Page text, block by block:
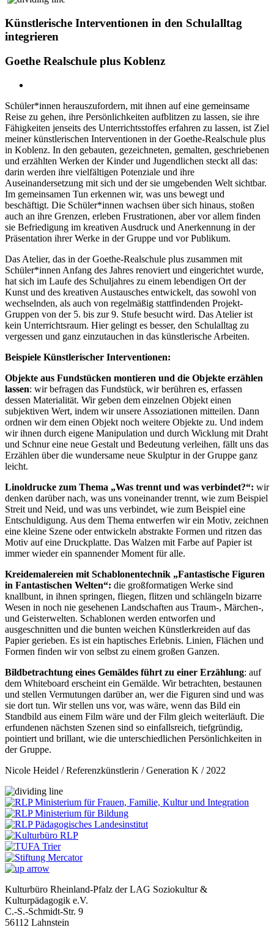
Künstlerische Interventionen in den Schulalltag
integrieren
Goethe Realschule plus Koblenz
Schüler*innen herauszufordern, mit ihnen auf eine gemeinsame
Reise zu gehen, ihre Persönlichkeiten aufblitzen zu lassen, sie ihre
Fähigkeiten jenseits des Unterrichtsstoffes erfahren zu lassen, ist Ziel
meiner künstlerischen Interventionen in der Goethe-Realschule plus
in Koblenz. In den gebauten, gezeichneten, gemalten, geschriebenen
und erzählten Werken der Kinder und Jugendlichen steckt all das:
darin werden ihre vielfältigen Potenziale und ihre
Auseinandersetzung mit sich und der sie umgebenden Welt sichtbar.
Im gemeinsamen Tun erkennen wir, was uns bewegt und
beschäftigt. Die Schüler*innen wachsen über sich hinaus, stoßen
auch an ihre Grenzen, erleben Frustrationen, aber vor allem finden
sie Befriedigung im kreativen Ausdruck und Anerkennung in der
Präsentation ihrer Werke in der Gruppe und vor Publikum.
Das Atelier, das in der Goethe-Realschule plus zusammen mit
Schüler*innen Anfang des Jahres renoviert und eingerichtet wurde,
hat sich im Laufe des Schuljahres zu einem lebendigen Ort der
Kunst und des kreativen Austausches entwickelt, das sowohl von
wechselnden, als auch von regelmäßig stattfindenden Projekt-
Gruppen von der 5. bis zur 9. Stufe besucht wird. Das Atelier ist
kein Unterrichtsraum. Hier gelingt es besser, den Schulalltag zu
vergessen und ganz einzutauchen in das künstlerische Arbeiten.
Beispiele Künstlerischer Interventionen:
Objekte aus Fundstücken montieren und die Objekte erzählen
lassen: wir befragen das Fundstück, wir berühren es, erfassen
dessen Materialität. Wir geben dem einzelnen Objekt einen
subjektiven Wert, indem wir unsere Assoziationen mitteilen. Dann
ordnen wir dem einen Objekt noch weitere Objekte zu. Und indem
wir ihnen durch eigene Manipulation und durch Wicklung mit Draht
und Schnur eine neue Gestalt und Bedeutung verleihen, fällt uns das
Erzählen über die wundersame neue Skulptur in der Gruppe ganz
leicht.
Linoldrucke zum Thema „Was trennt und was verbindet?“: wir
denken darüber nach, was uns voneinander trennt, wie zum Beispiel
Streit und Neid, und was uns verbindet, wie zum Beispiel eine
Entschuldigung. Aus dem Thema entwerfen wir ein Motiv, zeichnen
eine kleine Szene oder entwickeln abstrakte Formen und ritzen das
Motiv auf eine Druckplatte. Das Walzen mit Farbe auf Papier ist
immer wieder ein spannender Moment für alle.
Kreidemalereien mit Schablonentechnik „Fantastische Figuren
in Fantastischen Welten“: die großformatigen Werke sind
knallbunt, in ihnen springen, fliegen, flitzen und schlängeln bizarre
Wesen in noch nie gesehenen Landschaften aus Traum-, Märchen-,
und Geisterwelten. Schablonen werden entworfen und
ausgeschnitten und die bunten weichen Künstlerkreiden auf das
Papier gerieben. Es ist ein haptisches Erlebnis. Linien, Flächen und
Formen finden wir von selbst zu einem großen Ganzen.
Bildbetrachtung eines Gemäldes führt zu einer Erzählung: auf
dem Whiteboard erscheint ein Gemälde. Wir betrachten, bestaunen
und stellen Vermutungen darüber an, wer die Figuren sind und was
sie dort tun. Wir stellen uns vor, was wäre, wenn das Bild ein
Standbild aus einem Film wäre und der Film gleich weiterläuft. Die
erfundenen nächsten Szenen sind so einfallsreich, tiefgründig,
pointiert und brillant, wie die unterschiedlichen Persönlichkeiten in
der Gruppe.
Nicole Heidel / Referenzkünstlerin / Generation K / 2022
Kulturbüro Rheinland-Pfalz der LAG Soziokultur &
Kulturpädagogik e.V.
C.-S.-Schmidt-Str. 9
56112 Lahnstein